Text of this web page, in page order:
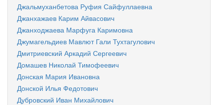
Джальмуханбетова Руфия Сайфуллаевна
Джанхажаев Карим Айвасович
Джанходжаева Марфуга Каримовна
Джумагельдиев Мавлют Гали Тухтагулович
Дмитриевский Аркадий Сергеевич
Домашев Николай Тимофеевич
Донская Мария Ивановна
Донской Илья Федотович
Дубровский Иван Михайлович